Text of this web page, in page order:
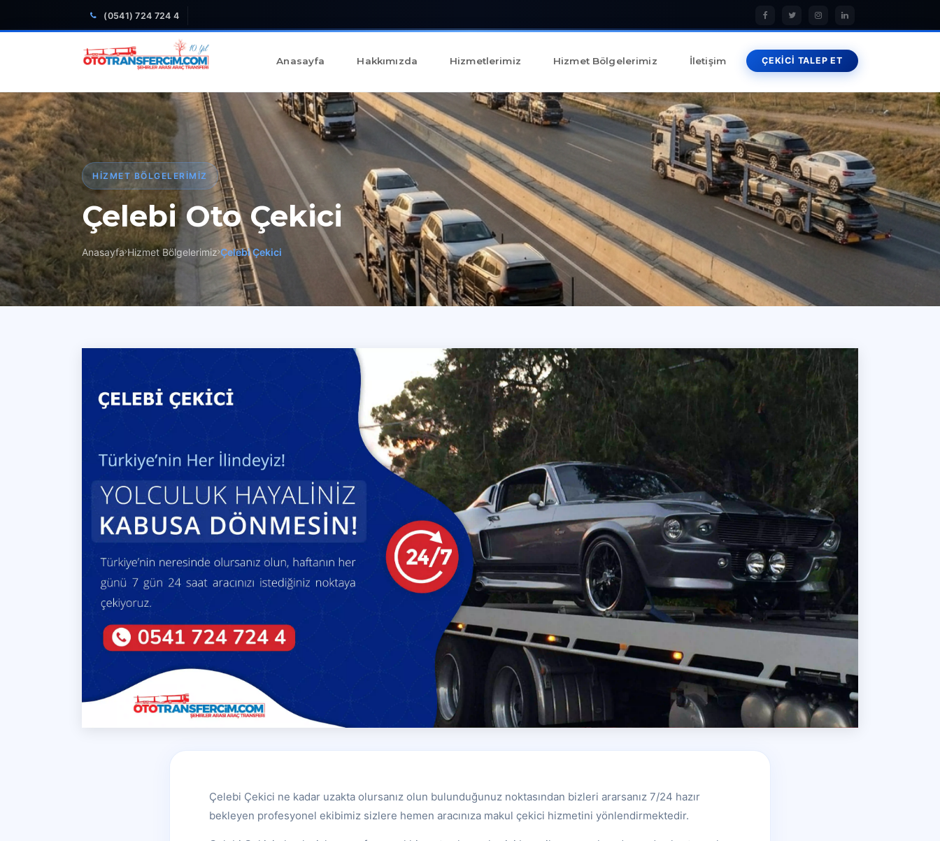
(0541) 724 724 4
Anasayfa Hakkımızda Hizmetlerimiz Hizmet Bölgelerimiz İletişim ÇEKİCİ TALEP ET
HIZMET BÖLGELERIMIZ
Çelebi Oto Çekici
Anasayfa Hizmet Bölgelerimiz Çelebi Çekici
Çelebi Çekici ne kadar uzakta olursanız olun bulunduğunuz noktasından bizleri ararsanız 7/24 hazır
bekleyen profesyonel ekibimiz sizlere hemen aracınıza makul çekici hizmetini yönlendirmektedir.